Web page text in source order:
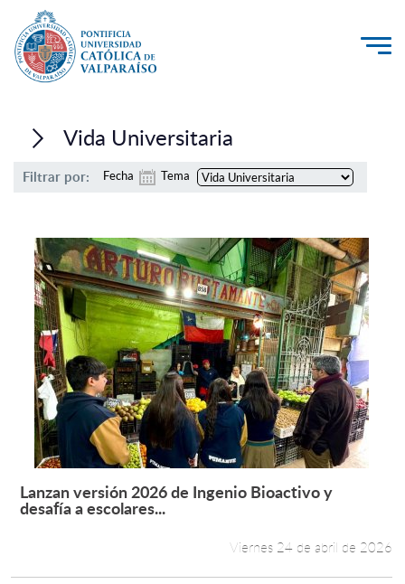
Investigación, Creación e Innovación
PUCV Internacional
Admisión
Pregrado
Postgrado
Formación Continua
Estudiantes
Académicos
Vida Universitaria
Filtrar por: Fecha Tema
Leer más +
Lanzan versión 2026 de Ingenio Bioactivo y
desafía a escolares...
Viernes 24 de abril de 2026